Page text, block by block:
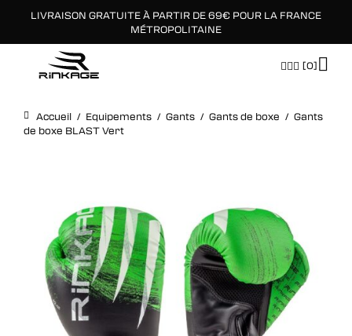
LIVRAISON GRATUITE À PARTIR DE 69€ POUR LA FRANCE
MÉTROPOLITAINE
[0]
Accueil / Equipements / Gants / Gants de boxe / Gants
de boxe BLAST Vert